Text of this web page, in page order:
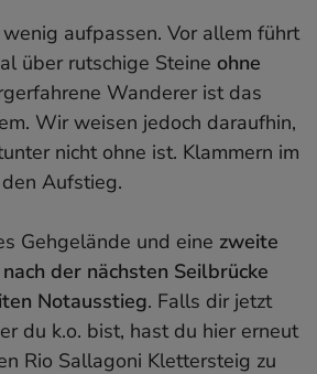
aufpassen. Vor allem führt
über rutschige Steine ohne
Wanderer ist das
Wir weisen jedoch daraufhin,
nicht ohne ist. Klammern im
Aufstieg.
Gehgelände und eine zweite
nach der nächsten Seilbrücke
Notausstieg. Falls dir jetzt
du k.o. bist, hast du hier erneut
Rio Sallagoni Klettersteig zu